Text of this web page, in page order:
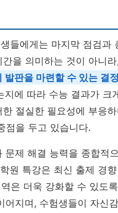
들에게는 마지막 점검과
을 의미하는 것이 아니
판을 마련할 수 있는 결
지에 따라 수능 결과가 크
절실한 필요성에 부응하
점을 두고 있습니다.
문제 해결 능력을 종합적
원 특강은 최신 출제 경
은 더욱 강화할 수 있도
어지며, 수험생들이 자신